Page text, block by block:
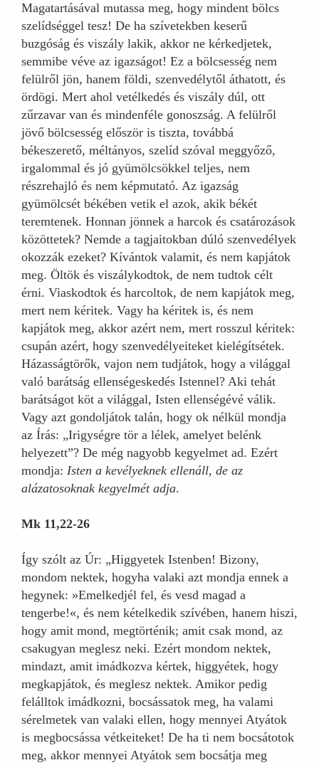
Magatartásával mutassa meg, hogy mindent bölcs
szelídséggel tesz! De ha szívetekben keserű
buzgóság és viszály lakik, akkor ne kérkedjetek,
semmibe véve az igazságot! Ez a bölcsesség nem
felülről jön, hanem földi, szenvedélytől áthatott, és
ördögi. Mert ahol vetélkedés és viszály dúl, ott
zűrzavar van és mindenféle gonoszság. A felülről
jövő bölcsesség először is tiszta, továbbá
békeszerető, méltányos, szelíd szóval meggyőző,
irgalommal és jó gyümölcsökkel teljes, nem
részrehajló és nem képmutató. Az igazság
gyümölcsét békében vetik el azok, akik békét
teremtenek. Honnan jönnek a harcok és csatározások
közöttetek? Nemde a tagjaitokban dúló szenvedélyek
okozzák ezeket? Kívántok valamit, és nem kapjátok
meg. Öltök és viszálykodtok, de nem tudtok célt
érni. Viaskodtok és harcoltok, de nem kapjátok meg,
mert nem kéritek. Vagy ha kéritek is, és nem
kapjátok meg, akkor azért nem, mert rosszul kéritek:
csupán azért, hogy szenvedélyeiteket kielégítsétek.
Házasságtörők, vajon nem tudjátok, hogy a világgal
való barátság ellenségeskedés Istennel? Aki tehát
barátságot köt a világgal, Isten ellenségévé válik.
Vagy azt gondoljátok talán, hogy ok nélkül mondja
az Írás: „Irigységre tör a lélek, amelyet belénk
helyezett”? De még nagyobb kegyelmet ad. Ezért
mondja: Isten a kevélyeknek ellenáll, de az
alázatosoknak kegyelmét adja.
Mk 11,22-26
Így szólt az Úr: „Higgyetek Istenben! Bizony,
mondom nektek, hogyha valaki azt mondja ennek a
hegynek: »Emelkedjél fel, és vesd magad a
tengerbe!«, és nem kételkedik szívében, hanem hiszi,
hogy amit mond, megtörténik; amit csak mond, az
csakugyan meglesz neki. Ezért mondom nektek,
mindazt, amit imádkozva kértek, higgyétek, hogy
megkapjátok, és meglesz nektek. Amikor pedig
felálltok imádkozni, bocsássatok meg, ha valami
sérelmetek van valaki ellen, hogy mennyei Atyátok
is megbocsássa vétkeiteket! De ha ti nem bocsátotok
meg, akkor mennyei Atyátok sem bocsátja meg